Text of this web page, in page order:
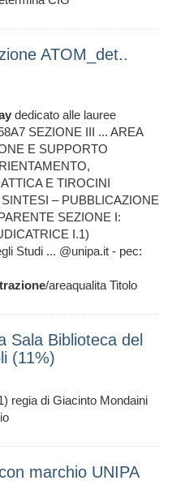
ATOM_det..
dedicato alle lauree
SEZIONE III ... AREA
E SUPPORTO
E TIROCINI
– PUBBLICAZIONE
SEZIONE I:
I.1)
Studi ... @unipa.it - pec:
/areaqualita Titolo
Sala Biblioteca del
(11%)
regia di Giacinto Mondaini
marchio UNIPA